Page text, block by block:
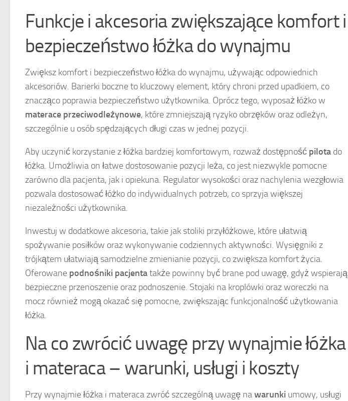
Funkcje i akcesoria zwiększające komfort i
bezpieczeństwo łóżka do wynajmu
Zwiększ komfort i bezpieczeństwo łóżka do wynajmu, używając odpowiednich
akcesoriów. Barierki boczne to kluczowy element, który chroni przed upadkiem, co
znacząco poprawia bezpieczeństwo użytkownika. Oprócz tego, wyposaż łóżko w
materace przeciwodleżynowe, które zmniejszają ryzyko obrzęków oraz odleżyn,
szczególnie u osób spędzających długi czas w jednej pozycji.
Aby uczynić korzystanie z łóżka bardziej komfortowym, rozważ dostępność pilota do
łóżka. Umożliwia on łatwe dostosowanie pozycji leża, co jest niezwykle pomocne
zarówno dla pacjenta, jak i opiekuna. Regulator wysokości oraz nachylenia wezgłowia
pozwala dostosować łóżko do indywidualnych potrzeb, co sprzyja większej
niezależności użytkownika.
Inwestuj w dodatkowe akcesoria, takie jak stoliki przyłóżkowe, które ułatwią
spożywanie posiłków oraz wykonywanie codziennych aktywności. Wysięgniki z
trójkątem ułatwiają samodzielne zmienianie pozycji, co zwiększa komfort życia.
Oferowane podnośniki pacjentatakże powinny być brane pod uwagę, gdyż wspierają
bezpieczne przenoszenie oraz podnoszenie. Stojaki na kroplówki oraz woreczki na
mocz również mogą okazać się pomocne, zwiększając funkcjonalność użytkowania
łóżka.
Na co zwrócić uwagę przy wynajmie łóżka
i materaca – warunki, usługi i koszty
Przy wynajmie łóżka i materaca zwróć szczególną uwagę nawarunki umowy, usługi